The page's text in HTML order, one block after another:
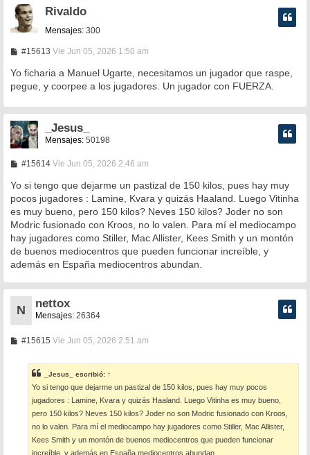
Rivaldo
Mensajes: 300
#15613M
n
s
a
e
Vie Jun 05, 2026 1:50 am
Yo ficharia a Manuel Ugarte, necesitamos un jugador que raspe,
pegue, y coorpee a los jugadores. Un jugador con FUERZA.
_Jesus_
Mensajes: 50198
#15614M
n
s
a
j
Vie Jun 05, 2026 2:46 am
Yo si tengo que dejarme un pastizal de 150 kilos, pues hay muy
pocos jugadores : Lamine, Kvara y quizás Haaland. Luego Vitinha
es muy bueno, pero 150 kilos? Neves 150 kilos? Joder no son
Modric fusionado con Kroos, no lo valen. Para mí el mediocampo
hay jugadores como Stiller, Mac Allister, Kees Smith y un montón
de buenos mediocentros que pueden funcionar increíble, y
además en España mediocentros abundan.
N
nettox
Mensajes: 26364
#15615M
a
j
e
Vie Jun 05, 2026 2:51 am
_Jesus_ escribió: ↑
Yo si tengo que dejarme un pastizal de 150 kilos, pues hay muy pocos
jugadores : Lamine, Kvara y quizás Haaland. Luego Vitinha es muy bueno,
pero 150 kilos? Neves 150 kilos? Joder no son Modric fusionado con Kroos,
no lo valen. Para mí el mediocampo hay jugadores como Stiller, Mac Allister,
Kees Smith y un montón de buenos mediocentros que pueden funcionar
increíble, y además en España mediocentros abundan.